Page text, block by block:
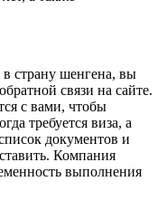
в страну шенгена, вы
связи на сайте.
с вами, чтобы
требуется виза, а
документов и
Компания
выполнения